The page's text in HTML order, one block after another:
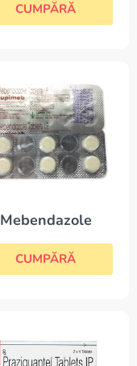
CUMPĂRĂ
Mebendazole
CUMPĂRĂ